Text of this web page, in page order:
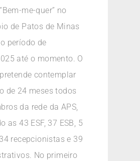
me-quer” no
de Patos de Minas
período de
até o momento. O
contemplar
de 24 meses todos
da rede da APS,
as 43 ESF, 37 ESB, 5
recepcionistas e 39
No primeiro